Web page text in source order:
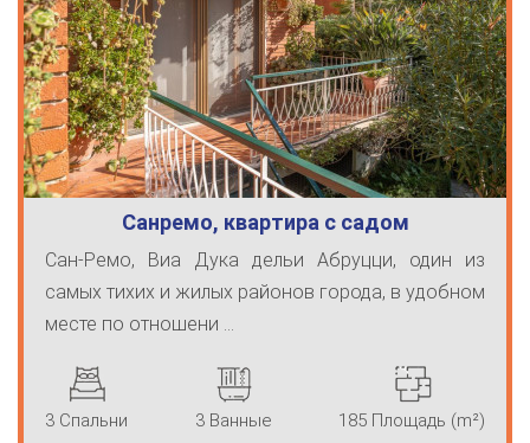
Санремо, квартира с садом
Сан-Ремо, Виа Дука дельи Абруцци, один из
самых тихих и жилых районов города, в удобном
месте по отношени ...
3 Спальни 3 Ванные 185 Площадь (m²)